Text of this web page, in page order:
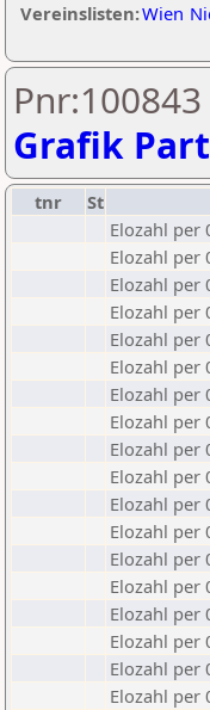
Vereinslisten:Wien
Grafik
tnr St
Elozahl per
Elozahl per
Elozahl per
Elozahl per
Elozahl per
Elozahl per
Elozahl per
Elozahl per
Elozahl per
Elozahl per
Elozahl per
Elozahl per
Elozahl per
Elozahl per
Elozahl per
Elozahl per
Elozahl per
Elozahl per